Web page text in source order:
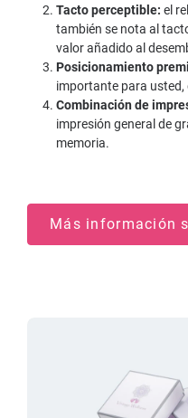
Tacto perceptible: el
también se nota al
valor añadido al
Posicionamiento
importante para usted,
Combinación de
impresión general de
memoria.
Más información